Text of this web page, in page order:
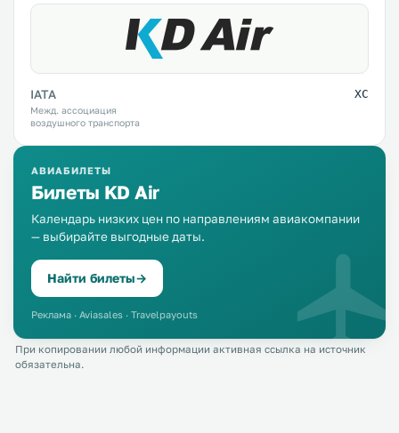
IATA
Межд. ассоциация
воздушного транспорта
XC
АВИАБИЛЕТЫ
Билеты KD Air
Календарь низких цен по направлениям авиакомпании
— выбирайте выгодные даты.
Найти билеты→
Реклама · Aviasales · Travelpayouts
При копировании любой информации активная ссылка на источник
обязательна.